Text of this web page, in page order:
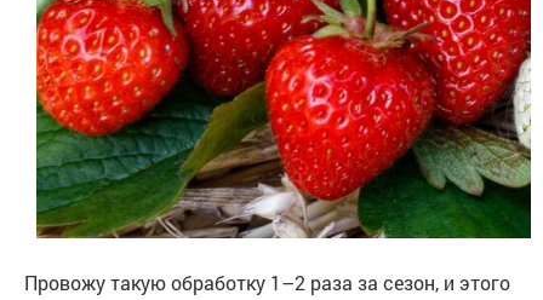
Провожу такую обработку 1–2 раза за сезон, и этого